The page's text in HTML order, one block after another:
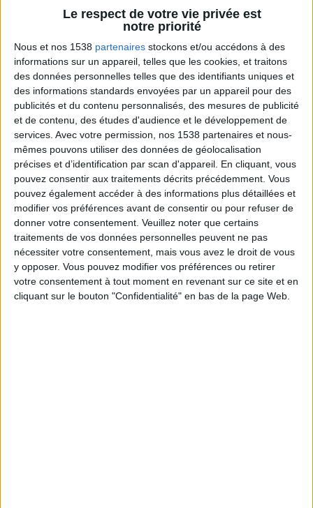
Le respect de votre vie privée est
notre priorité
Nous et nos 1538 partenaires stockons et/ou accédons à des
informations sur un appareil, telles que les cookies, et traitons
des données personnelles telles que des identifiants uniques et
des informations standards envoyées par un appareil pour des
publicités et du contenu personnalisés, des mesures de publicité
et de contenu, des études d'audience et le développement de
services. Avec votre permission, nos 1538 partenaires et nous-
mêmes pouvons utiliser des données de géolocalisation
précises et d’identification par scan d'appareil. En cliquant, vous
pouvez consentir aux traitements décrits précédemment. Vous
pouvez également accéder à des informations plus détaillées et
modifier vos préférences avant de consentir ou pour refuser de
donner votre consentement. Veuillez noter que certains
traitements de vos données personnelles peuvent ne pas
nécessiter votre consentement, mais vous avez le droit de vous
y opposer. Vous pouvez modifier vos préférences ou retirer
votre consentement à tout moment en revenant sur ce site et en
cliquant sur le bouton "Confidentialité" en bas de la page Web.
10:17 Dans le carnet minceur doit-on préciser les
groupes alimentaires pour chaque repas ?
11:21 Tout va bien 5kg de perdu depuis 4 janvier.
12:04 Manger une pomme le soir avant de
s'endormir peut-elle aider à dormir ?
12:54 Je suis commerciale et je déjeune
régulièrement avec des clients comment bien
gérer ces moments ?
15:10 Les informations sur le site sont denses et
je m y perds encore au bout de mes 4,5 premiers
Combien de kilos souhaitez-vous perdre ?
Moins de
5 kilos
De 5 à 10
kilos
Plus de
10 kilos